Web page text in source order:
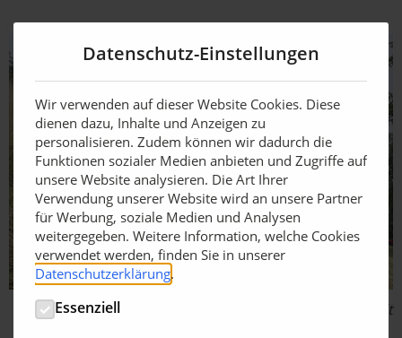
Bildquelle: Pflanzelt
Datenschutz-Einstellungen
Wir verwenden auf dieser Website Cookies. Diese
dienen dazu, Inhalte und Anzeigen zu
personalisieren. Zudem können wir dadurch die
Funktionen sozialer Medien anbieten und Zugriffe auf
unsere Website analysieren. Die Art Ihrer
Verwendung unserer Website wird an unsere Partner
für Werbung, soziale Medien und Analysen
weitergegeben. Weitere Information, welche Cookies
verwendet werden, finden Sie in unserer
Datenschutzerklärung.
Essenziell